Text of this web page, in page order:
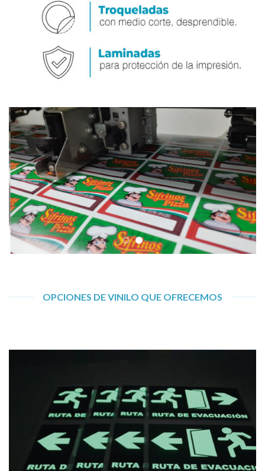
OPCIONES DE VINILO QUE OFRECEMOS